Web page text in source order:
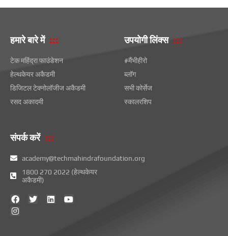
हमारे बारे में
टेक महिंद्रा फाउंडेशन
हेल्थकेयर अकैडमी
डिजिटल टेक्नोलॉजीज अकैडमी
रसद अकादमी
उपयोगी लिंक्स
#मैंभीहीरो
ब्लॉग
सभी कोर्सेज
स्कालरशिप
संपर्क करें
academy@techmahindrafoundation.org
1800 270 2022 (हेल्थकेयर
अकैडमी)
फे
स
बु
क
ट
i
ट्यू
i
n
s
t